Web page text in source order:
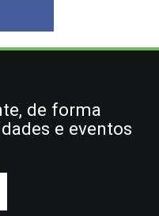
de forma
e eventos